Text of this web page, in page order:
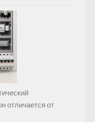
отличается от